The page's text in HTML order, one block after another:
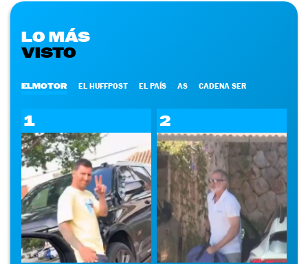
LO MÁS
VISTO
ELMOTOR EL HUFFPOST EL PAÍS AS CADENA SER
1 2